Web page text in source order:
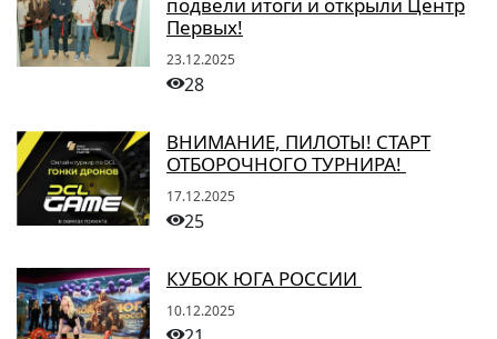
подвели итоги и открыли Центр
Первых!
23.12.2025
28
ВНИМАНИЕ, ПИЛОТЫ! СТАРТ
ОТБОРОЧНОГО ТУРНИРА!
17.12.2025
25
КУБОК ЮГА РОССИИ
10.12.2025